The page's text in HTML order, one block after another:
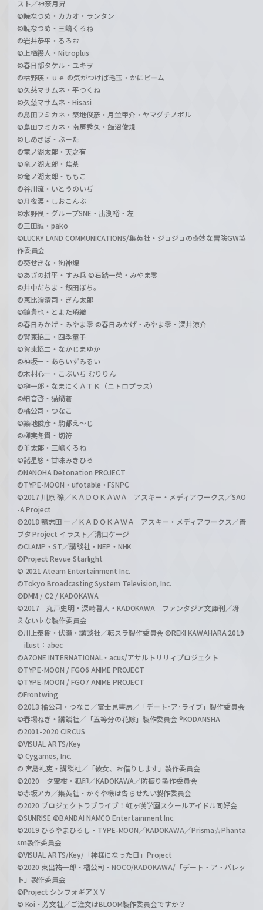
スト／神奈月昇
©暁なつめ・カカオ・ランタン
©暁なつめ・三嶋くろね
©岩井恭平・るろお
©上栖綴人・Nitroplus
©春日部タケル・ユキヲ
©枯野瑛・ｕｅ ©気がつけば毛玉・かにビーム
©久慈マサムネ・平つくね
©久慈マサムネ・Hisasi
©島田フミカネ・築地俊彦・月並甲介・ヤマグチノボル
©島田フミカネ・南房秀久・飯沼俊規
©しめさば・ぶーた
©竜ノ湖太郎・天之有
©竜ノ湖太郎・焦茶
©竜ノ湖太郎・ももこ
©谷川流・いとうのいぢ
©月夜涙・しおこんぶ
©水野良・グループSNE・出渕裕・左
©三田誠・pako
©LUCKY LAND COMMUNICATIONS/集英社・ジョジョの奇妙な冒険GW製
作委員会
©葵せきな・狗神煌
©あざの耕平・すみ兵 ©石踏一榮・みやま零
©井中だちま・飯田ぽち。
©恵比須清司・ぎん太郎
©鏡貴也・とよた瑣織
©春日みかげ・みやま零 ©春日みかげ・みやま零・深井涼介
©賀東招二・四季童子
©賀東招二・なかじまゆか
©神坂一・あらいずみるい
©木村心一・こぶいち むりりん
©榊一郎・なまにくＡＴＫ（ニトロプラス）
©細音啓・猫鍋蒼
©橘公司・つなこ
©築地俊彦・駒都え～じ
©柳実冬貴・切符
©羊太郎・三嶋くろね
©諸星悠・甘味みきひろ
©NANOHA Detonation PROJECT
©TYPE-MOON・ufotable・FSNPC
©2017 川原 礫／ＫＡＤＯＫＡＷＡ アスキー・メディアワークス／SAO
-A Project
©2018 鴨志田 一／ＫＡＤＯＫＡＷＡ アスキー・メディアワークス／青
ブタ Project イラスト／溝口ケージ
©CLAMP・ST／講談社・NEP・NHK
©Project Revue Starlight
© 2021 Ateam Entertainment Inc.
©Tokyo Broadcasting System Television, Inc.
©DMM / C2 / KADOKAWA
©2017 丸戸史明・深崎暮人・KADOKAWA ファンタジア文庫刊／冴
えない♭な製作委員会
©川上泰樹・伏瀬・講談社／転スラ製作委員会 ©REKI KAWAHARA 2019
illust：abec
©AZONE INTERNATIONAL・acus/アサルトリリィプロジェクト
©TYPE-MOON / FGO6 ANIME PROJECT
©TYPE-MOON / FGO7 ANIME PROJECT
©Frontwing
©2013 橘公司・つなこ／富士見書房／「デート･ア･ライブ」製作委員会
©春場ねぎ・講談社／「五等分の花嫁」製作委員会 ®KODANSHA
©2001-2020 CIRCUS
©VISUAL ARTS/Key
© Cygames, Inc.
© 宮島礼吏・講談社／「彼女、お借りします」製作委員会
©2020 夕蜜柑・狐印／KADOKAWA／防振り製作委員会
©赤坂アカ／集英社・かぐや様は告らせたい製作委員会
©2020 プロジェクトラブライブ！虹ヶ咲学園スクールアイドル同好会
©SUNRISE ©BANDAI NAMCO Entertainment Inc.
©2019 ひろやまひろし・TYPE-MOON／KADOKAWA／Prisma☆Phanta
sm製作委員会
©VISUAL ARTS/Key/「神様になった日」Project
©2020 東出祐一郎・橘公司・NOCO/KADOKAWA/「デート・ア・バレッ
ト」製作委員会
©Project シンフォギアＸＶ
© Koi・芳文社／ご注文はBLOOM製作委員会ですか？